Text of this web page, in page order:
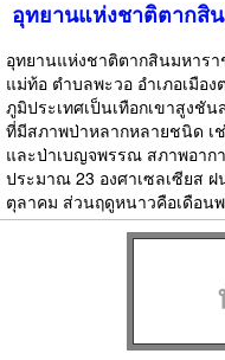
อุทยานแห่งชาติตากสิ
อุทยานแห่งชาติตากสินมหาร
แม่ท้อ ตำบลพะวอ อำเภอเมือ
ภูมิประเทศเป็นเทือกเขาสูง
ที่มีสภาพป่าหลากหลายชนิด เ
และป่าเบญจพรรณ สภาพอาก
ประมาณ 23 องศาเซลเซียส
ตุลาคม ส่วนฤดูหนาวคือเดือน